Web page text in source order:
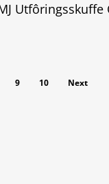
Utfôringsskuffe
9 10 Next